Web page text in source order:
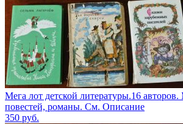
Мега лот детской литературы.16
повестей, романы. См. Описание
350 руб.